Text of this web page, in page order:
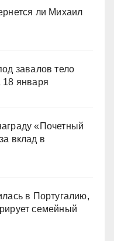
ли Михаил
завалов тело
18 января
«Почетный
вклад в
в Португалию,
семейный